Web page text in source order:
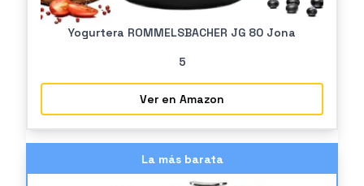
Yogurtera ROMMELSBACHER JG 80 Jona
5
Ver en Amazon
La más barata